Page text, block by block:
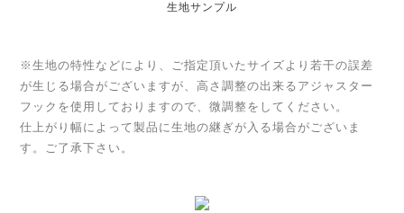
生地サンプル
※生地の特性などにより、ご指定頂いたサイズより若干の誤差
が生じる場合がございますが、高さ調整の出来るアジャスター
フックを使用しておりますので、微調整をしてください。
仕上がり幅によって製品に生地の継ぎが入る場合がございま
す。ご了承下さい。